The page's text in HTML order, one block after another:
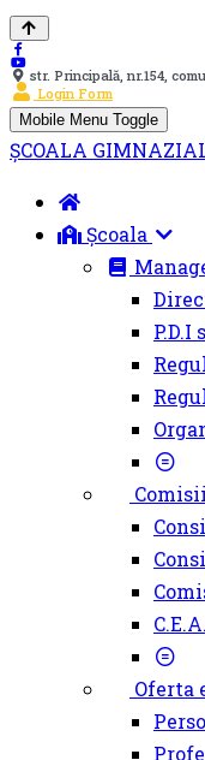
str. Principală, nr.154,
Login Form
Mobile Menu Toggle
ȘCOALA
Școala
Comisii
Oferta